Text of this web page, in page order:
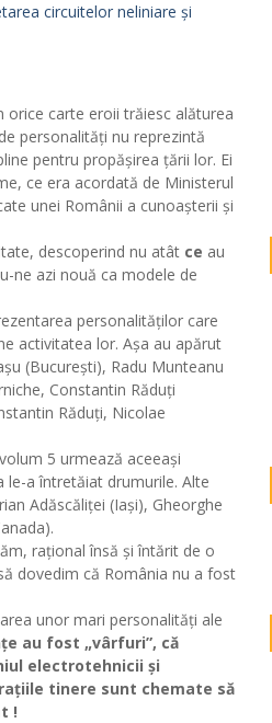
circuitelor neliniare și
orice carte eroii trăiesc alăturea
personalități nu reprezintă
pentru propășirea țării lor. Ei
ce era acordată de Ministerul
unei Românii a cunoașterii și
descoperind nu atât ce au
ne azi nouă ca modele de
personalităților care
activitatea lor. Așa au apărut
(București), Radu Munteanu
Constantin Răduți
Răduți, Nicolae
5 urmează aceeași
le-a întretăiat drumurile. Alte
Adăscăliței (Iași), Gheorghe
rațional însă și întărit de o
dovedim că România nu a fost
unor mari personalități ale
au fost „vârfuri”, că
electrotehnicii și
tinere sunt chemate să
!